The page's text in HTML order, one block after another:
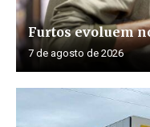
Furtos evoluem
7 de agosto de 2026